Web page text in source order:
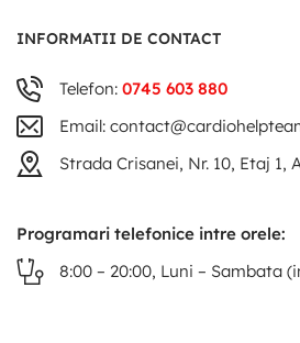
INFORMATII DE CONTACT
Telefon:0745 603 880
Email:
Strada Crisanei, Nr. 10, Etaj 1,
Programari telefonice intre orele:
8:00 – 20:00, Luni – Sambata